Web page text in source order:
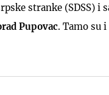
stranke (SDSS) i
Pupovac. Tamo su i